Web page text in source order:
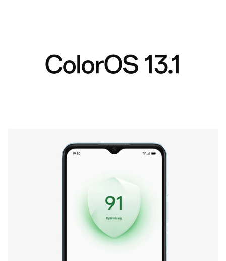
ColorOS 13.1